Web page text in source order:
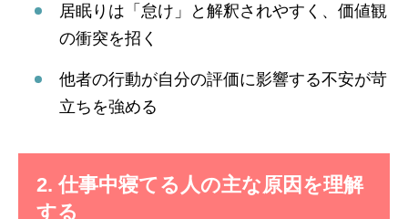
居眠りは「怠け」と解釈されやすく、価値観
の衝突を招く
他者の行動が自分の評価に影響する不安が苛
立ちを強める
2. 仕事中寝てる人の主な原因を理解
する